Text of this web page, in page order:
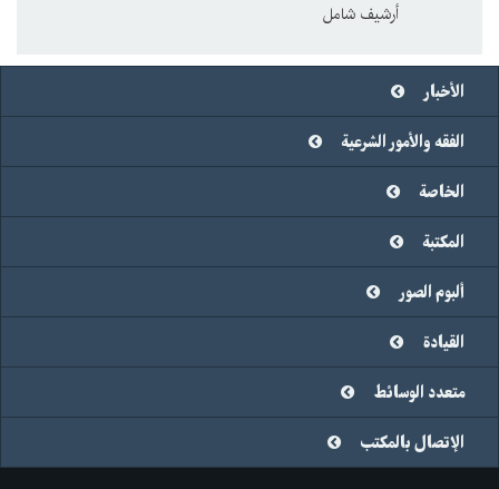
أرشيف شامل
الأخبار
الفقه والأمور الشرعية
الخاصة
المكتبة
ألبوم الصور
القيادة
متعدد الوسائط
الإتصال بالمكتب